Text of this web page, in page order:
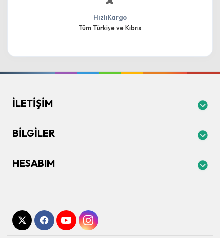
HızlıKargo
Tüm Türkiye ve Kıbrıs
İLETIŞIM
BILGILER
HESABIM